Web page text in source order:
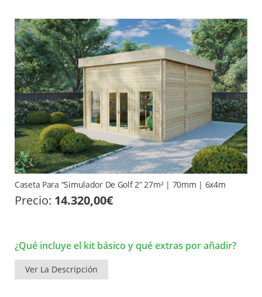
Caseta Para “Simulador De Golf 2” 27m² | 70mm | 6x4m
Precio: 14.320,00€
¿Qué incluye el kit básico y qué extras por añadir?
Ver La Descripción